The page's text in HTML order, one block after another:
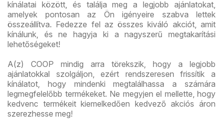
kínálatai között, és találja meg a legjobb ajánlatokat,
amelyek pontosan az Ön igényeire szabva lettek
összeállítva. Fedezze fel az összes kiváló akciót, amit
kínálunk, és ne hagyja ki a nagyszerű megtakarítási
lehetőségeket!
A(z) COOP mindig arra törekszik, hogy a legjobb
ajánlatokkal szolgáljon, ezért rendszeresen frissítik a
kínálatot, hogy mindenki megtalálhassa a számára
legmegfelelőbb termékeket. Ne megyjen el mellette, hogy
kedvenc termékeit kiemelkedően kedvező akciós áron
szerezhesse meg!